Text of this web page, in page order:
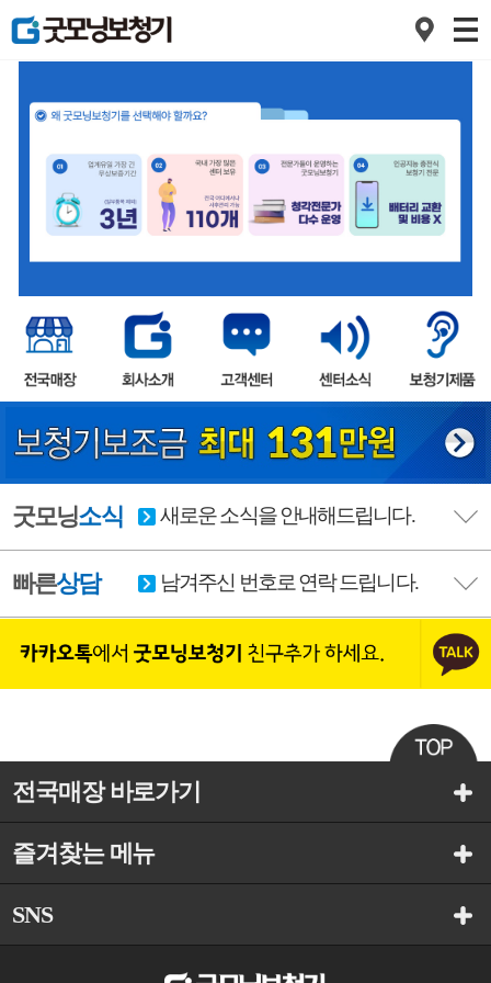
2
3
굿모닝소식 새로운 소식을 안내해드립니다.
빠른상담 남겨주신 번호로 연락 드립니다.
전국매장 바로가기
즐겨찾는 메뉴
SNS